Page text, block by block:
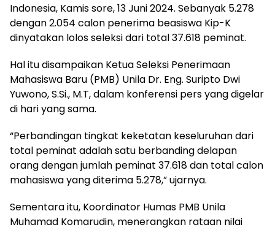
Indonesia, Kamis sore, 13 Juni 2024. Sebanyak 5.278
dengan 2.054 calon penerima beasiswa Kip-K
dinyatakan lolos seleksi dari total 37.618 peminat.
Hal itu disampaikan Ketua Seleksi Penerimaan
Mahasiswa Baru (PMB) Unila Dr. Eng. Suripto Dwi
Yuwono, S.Si., M.T, dalam konferensi pers yang digelar
di hari yang sama.
“Perbandingan tingkat keketatan keseluruhan dari
total peminat adalah satu berbanding delapan
orang dengan jumlah peminat 37.618 dan total calon
mahasiswa yang diterima 5.278,” ujarnya.
Sementara itu, Koordinator Humas PMB Unila
Muhamad Komarudin, menerangkan rataan nilai